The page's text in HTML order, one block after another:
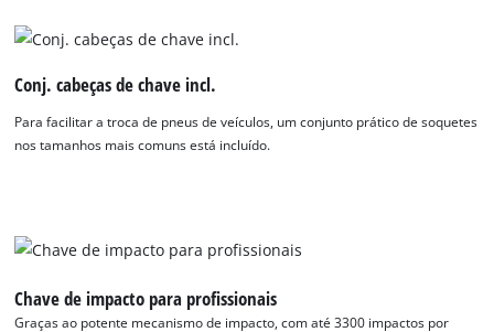
Conj. cabeças de chave incl.
Para facilitar a troca de pneus de veículos, um conjunto prático de soquetes
nos tamanhos mais comuns está incluído.
Chave de impacto para profissionais
Graças ao potente mecanismo de impacto, com até 3300 impactos por